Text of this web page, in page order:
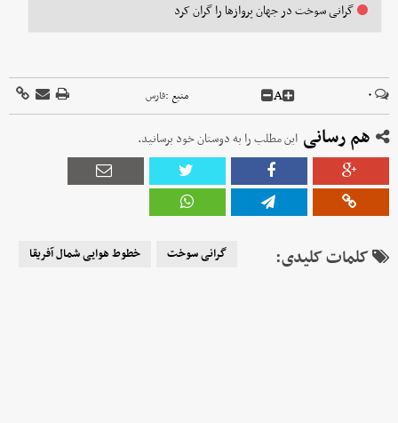
گرانی سوخت در جهان پروازها را گران کرد
۰ A منبع :فارس
هم رسانی این مطلب را به دوستان خود برسانید.
کلمات کلیدی: گرانی سوخت خطوط هوایی شمال آفریقا